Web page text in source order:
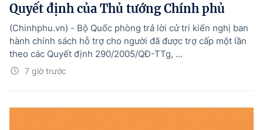
Quyết định của Thủ tướng Chính phủ
7 giờ trước
(Chinhphu.vn) - Bộ Quốc phòng trả lời cử tri kiến nghị ban
hành chính sách hỗ trợ cho người đã được trợ cấp một lần
theo các Quyết định 290/2005/QĐ-TTg, ...